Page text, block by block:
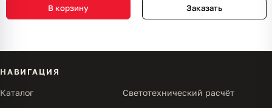
В корзину Заказать
НАВИГАЦИЯ
Каталог Светотехнический расчёт